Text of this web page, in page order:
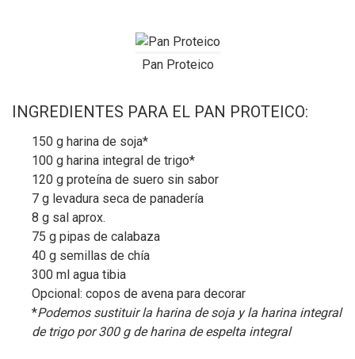
Pan Proteico
INGREDIENTES PARA EL PAN PROTEICO:
150 g harina de soja*
100 g harina integral de trigo*
120 g proteína de suero sin sabor
7 g levadura seca de panadería
8 g sal aprox.
75 g pipas de calabaza
40 g semillas de chía
300 ml agua tibia
Opcional: copos de avena para decorar
*Podemos sustituir la harina de soja y la harina integral
de trigo por 300 g de harina de espelta integral